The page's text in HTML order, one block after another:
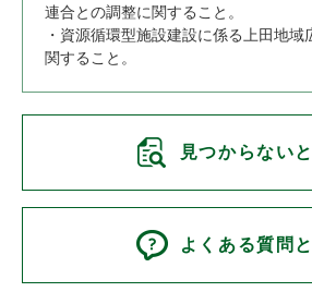
連合との調整に関すること。
・資源循環型施設建設に係る上田地域
関すること。
見つからない
よくある質問